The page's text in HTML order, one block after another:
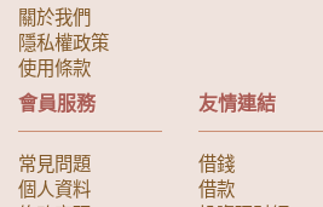
關於我們
隱私權政策
使用條款
會員服務
常見問題
個人資料
友情連結
借錢
借款